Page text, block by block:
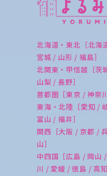
北海道・東北［北海
宮城 / 山形 / 福島］
北関東・甲信越［茨
山梨 / 長野］
首都圏［東京 / 神奈
東海・北陸［愛知 /
富山 / 福井］
関西［大阪 / 京都 /
山］
中四国［広島 / 岡山
川 / 愛媛 / 徳島 / 高知